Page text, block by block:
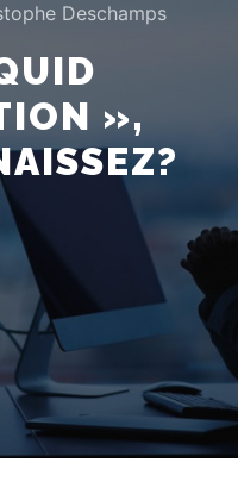
Deschamps
»,